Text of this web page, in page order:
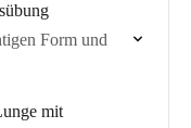
Form und
mit